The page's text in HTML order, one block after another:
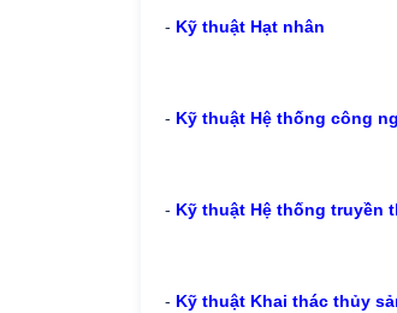
- Kỹ thuật Hạt nhân
- Kỹ thuật Hệ thống công
- Kỹ thuật Hệ thống truyền
- Kỹ thuật Khai thác thủy